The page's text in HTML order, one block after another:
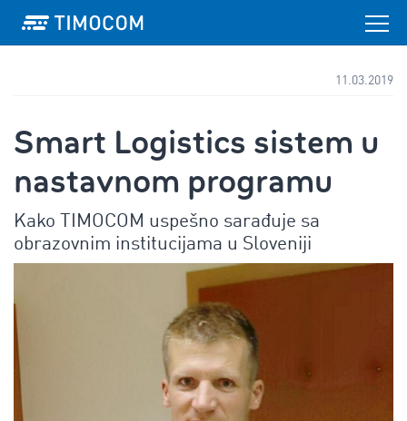
11.03.2019
Smart Logistics sistem u
nastavnom programu
Kako TIMOCOM uspešno sarađuje sa
obrazovnim institucijama u Sloveniji